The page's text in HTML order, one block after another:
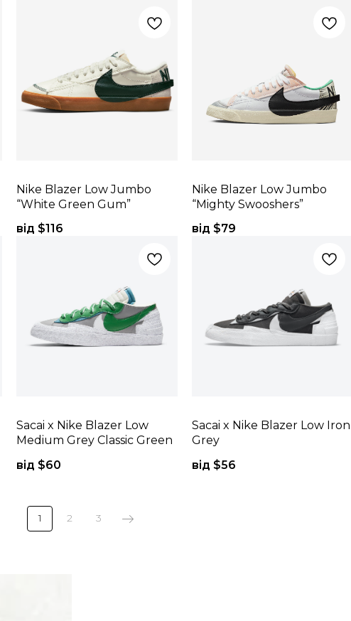
Nike Blazer Low Jumbo
“White Green Gum”
від $116
Nike Blazer Low Jumbo
“Mighty Swooshers”
від $79
Sacai x Nike Blazer Low
Medium Grey Classic Green
від $60
Sacai x Nike Blazer Low Iron
Grey
від $56
1 2 3